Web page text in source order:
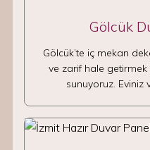
Gölcük
Gölcük’te iç mekan
ve zarif hale getirmek
sunuyoruz. Eviniz